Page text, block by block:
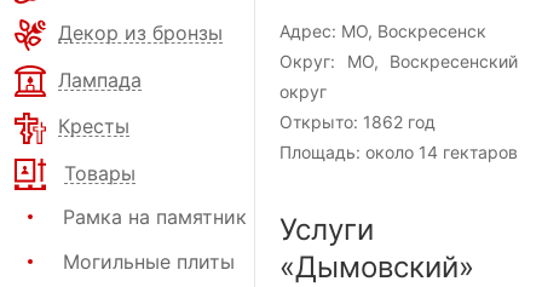
Декор из бронзы
Лампада
Кресты
Товары
Рамка на памятник
Могильные плиты
Адрес: МО, Воскресенск
Округ: МО, Воскресенский
округ
Открыто: 1862 год
Площадь: около 14 гектаров
Услуги
«Дымовский»